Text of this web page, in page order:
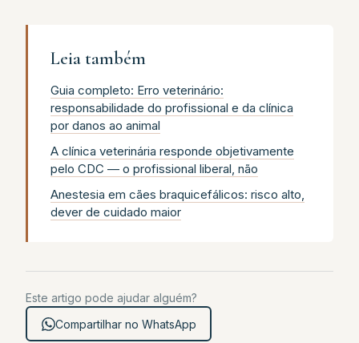
Leia também
Guia completo: Erro veterinário:
responsabilidade do profissional e da clínica
por danos ao animal
A clínica veterinária responde objetivamente
pelo CDC — o profissional liberal, não
Anestesia em cães braquicefálicos: risco alto,
dever de cuidado maior
Este artigo pode ajudar alguém?
Compartilhar no WhatsApp